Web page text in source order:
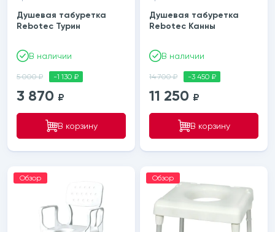
Душевая табуретка
Rebotec Турин
В наличии
5 000 ₽ -1 130 ₽
3 870 ₽
В корзину
Душевая табуретка
Rebotec Канны
В наличии
14 700 ₽ -3 450 ₽
11 250 ₽
В корзину
Обзор Обзор